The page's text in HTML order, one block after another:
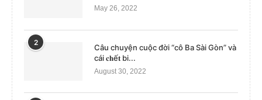
May 26, 2022
2
Câu chuyện cuộc đời “cô Ba Sài Gòn” và
cái 𝐜𝐡ế𝐭 bi...
August 30, 2022